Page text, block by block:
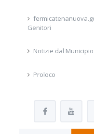
Genitori
Notizie dal Municipio
Proloco